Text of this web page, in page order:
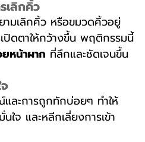
เลิกคิ้ว
มเลิกคิ้ว หรือขมวดคิ้วอยู่
ปิดตาให้กว้างขึ้น พฤติกรรมนี้
หน้าผาก ที่ลึกและชัดเจนขึ้น
ละการถูกทักบ่อยๆ ทำให้
ใจ และหลีกเลี่ยงการเข้า